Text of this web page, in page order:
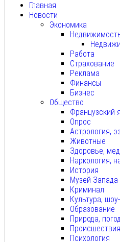
Главная
Новости
Экономика
Работа
Страхование
Реклама
Финансы
Бизнес
Общество
Французский
Опрос
Астрология,
Животные
Здоровье,
Наркология,
История
Музей Запада
Криминал
Культура,
Образование
Природа,
Происшествия
Психология